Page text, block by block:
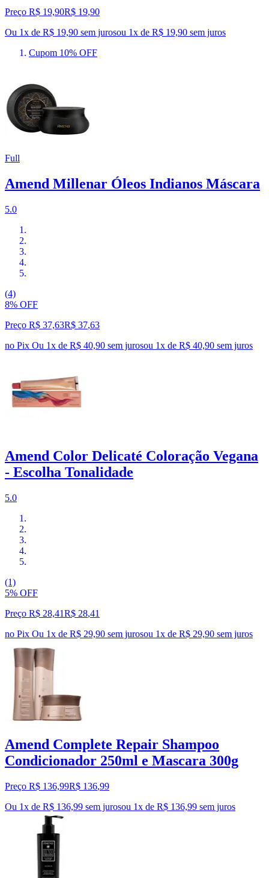
Preço R$ 19,90R$ 19,90
Ou 1x de R$ 19,90 sem jurosou 1x de R$ 19,90 sem juros
Cupom 10% OFF
Full
Amend Millenar Óleos Indianos Máscara
5.0
(4)
8% OFF
Preço R$ 37,63R$ 37,63
no Pix Ou 1x de R$ 40,90 sem jurosou 1x de R$ 40,90 sem juros
Amend Color Delicaté Coloração Vegana
- Escolha Tonalidade
5.0
(1)
5% OFF
Preço R$ 28,41R$ 28,41
no Pix Ou 1x de R$ 29,90 sem jurosou 1x de R$ 29,90 sem juros
Amend Complete Repair Shampoo
Condicionador 250ml e Mascara 300g
Preço R$ 136,99R$ 136,99
Ou 1x de R$ 136,99 sem jurosou 1x de R$ 136,99 sem juros